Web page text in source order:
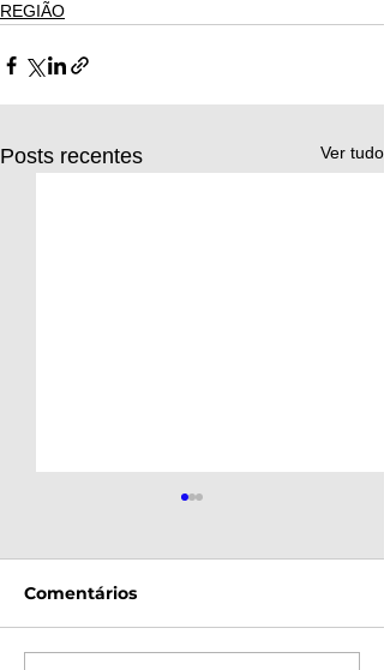
REGIÃO
Posts recentes Ver tudo
Comentários